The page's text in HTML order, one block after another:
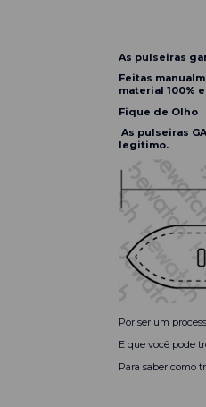
As pulseiras
Feitas
material 100%
Fique de Olho
As pulseiras
legitimo.
Por ser um
E que você pode
Para saber como